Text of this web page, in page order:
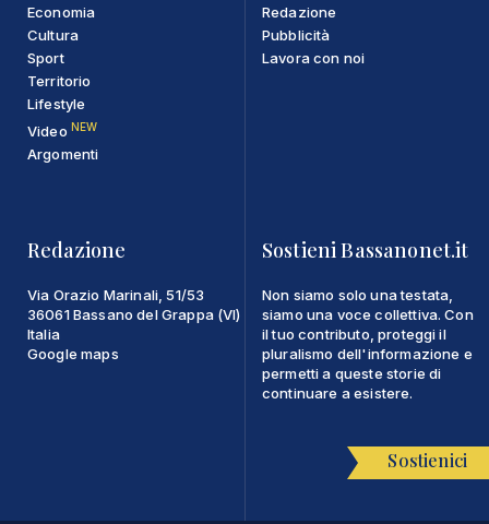
Economia
Cultura
Sport
Territorio
Lifestyle
Video NEW
Argomenti
Redazione
Pubblicità
Lavora con noi
Redazione
Via Orazio Marinali, 51/53
36061 Bassano del Grappa (VI)
Italia
Google maps
Sostieni Bassanonet.it
Non siamo solo una testata,
siamo una voce collettiva. Con
il tuo contributo, proteggi il
pluralismo dell'informazione e
permetti a queste storie di
continuare a esistere.
Sostienici